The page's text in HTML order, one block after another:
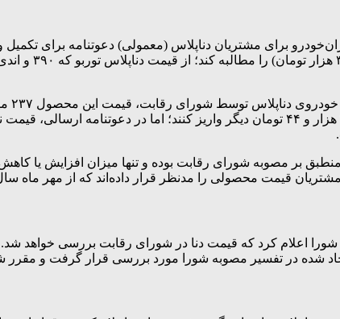
منطبق بر مصوبه شورای رقابت بوده و تنها میزان افزایش یا
قیمت محصولی را مدنظر قرار داده‌اند که از مهر ماه
شده در تفسیر مصوبه شورا مورد بررسی قرار گرفت و